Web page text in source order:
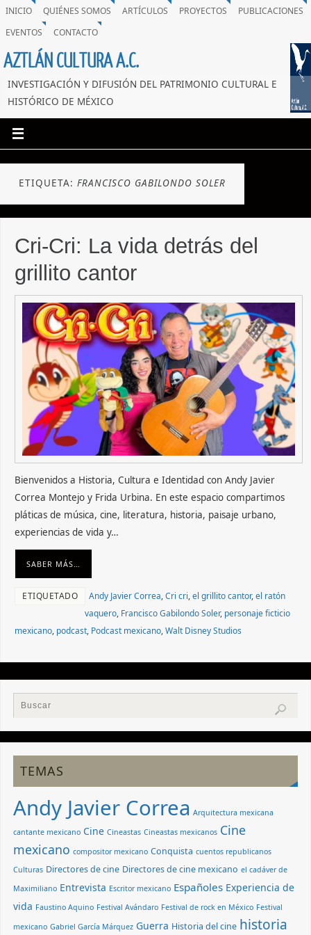
INICIO QUIÉNES SOMOS ARTÍCULOS PROYECTOS
PUBLICACIONES
EVENTOS
CONTACTO
AZTLÁN CULTURA A.C.
INVESTIGACIÓN Y DIFUSIÓN DEL PATRIMONIO CULTURAL E
HISTÓRICO DE MÉXICO
ETIQUETA: FRANCISCO GABILONDO SOLER
Cri-Cri: La vida detrás del
grillito cantor
Bienvenidos a Historia, Cultura e Identidad con Andy Javier
Correa Montejo y Frida Urbina. En este espacio compartimos
pláticas de música, cine, literatura, historia, paisaje urbano,
experiencias de vida y…
SABER MÁS…
ETIQUETADO Andy Javier Correa,Cri cri,el grillito cantor,el ratón
vaquero, Francisco Gabilondo Soler, personaje ficticio
mexicano, podcast, Podcast mexicano,Walt Disney Studios
TEMAS
Andy Javier Correa Arquitectura mexicana
cantante mexicano Cine Cineastas Cineastas mexicanos Cine
mexicano compositor mexicano Conquista cuentos republicanos
Culturas Directores de cine Directores de cine mexicano el cadáver de
Maximiliano Entrevista Escritor mexicano Españoles Experiencia de
vida Faustino Aquino Festival Avándaro Festival de rock en México Festival
mexicano Gabriel García Márquez Guerra Historia del cine historia